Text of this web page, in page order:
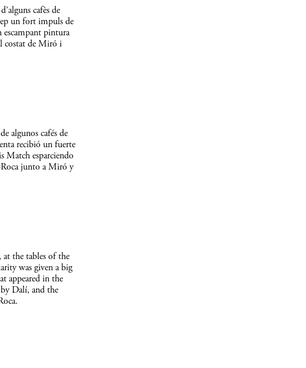
cafès de
un fort impuls de
escampant pintura
costat de Miró i
algunos cafés de
recibió un fuerte
Match esparciendo
Roca junto a Miró y
at the tables of the
was given a big
appeared in the
Dalí, and the